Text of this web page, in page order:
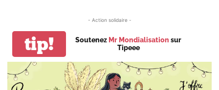
- Action solidaire -
tip! Soutenez Mr Mondialisation sur
Tipeee